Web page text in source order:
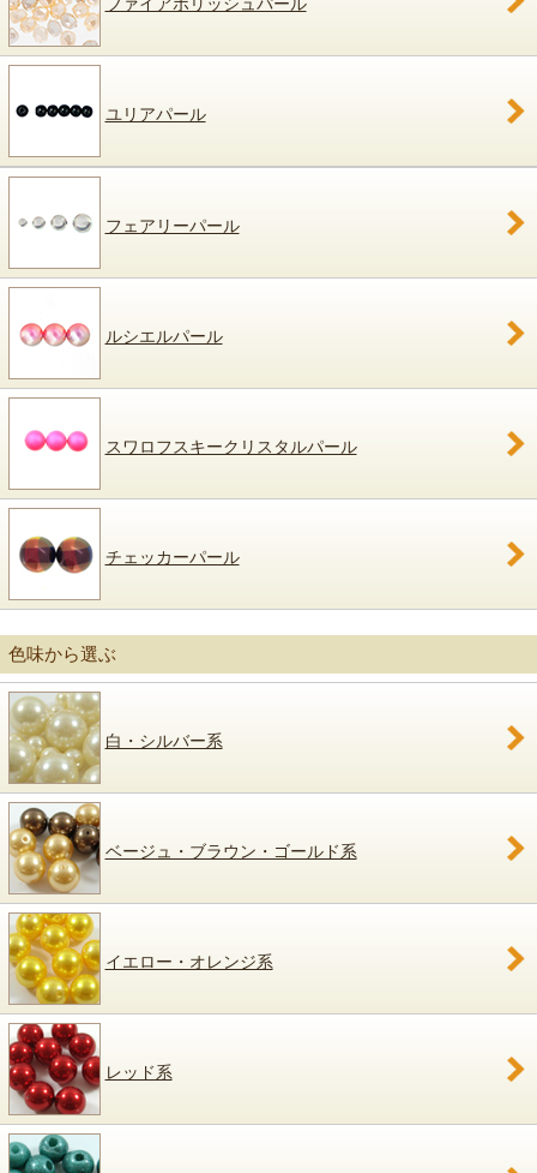
ファイアポリッシュパール
ユリアパール
フェアリーパール
ルシエルパール
スワロフスキークリスタルパール
チェッカーパール
色味から選ぶ
白・シルバー系
ベージュ・ブラウン・ゴールド系
イエロー・オレンジ系
レッド系